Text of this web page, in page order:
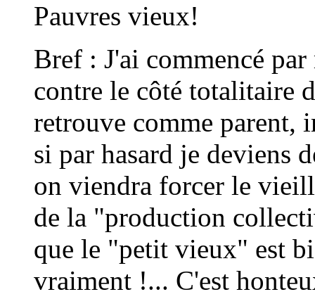
Pauvres vieux!
Bref : J'ai commencé
contre le côté totalitaire
retrouve comme parent,
si par hasard je deviens
on viendra forcer le
de la "production
que le "petit vieux" est
vraiment !... C'est